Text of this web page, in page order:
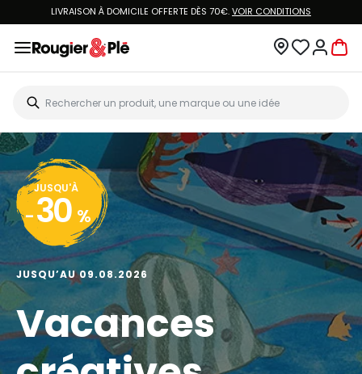
LIVRAISON À DOMICILE OFFERTE DÈS 70€.VOIR CONDITIONS
JUSQU'À
- 30 %
JUSQU’AU 09.08.2026
Vacances